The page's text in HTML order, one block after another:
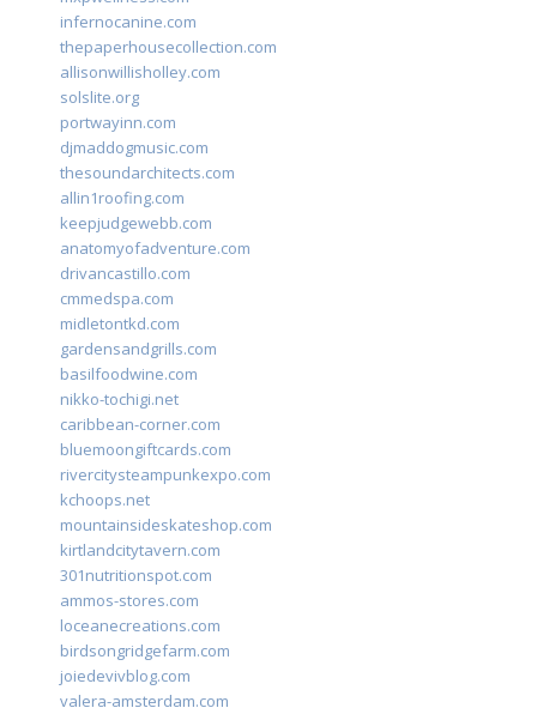
infernocanine.com
thepaperhousecollection.com
allisonwillisholley.com
solslite.org
portwayinn.com
djmaddogmusic.com
thesoundarchitects.com
allin1roofing.com
keepjudgewebb.com
anatomyofadventure.com
drivancastillo.com
cmmedspa.com
midletontkd.com
gardensandgrills.com
basilfoodwine.com
nikko-tochigi.net
caribbean-corner.com
bluemoongiftcards.com
rivercitysteampunkexpo.com
kchoops.net
mountainsideskateshop.com
kirtlandcitytavern.com
301nutritionspot.com
ammos-stores.com
loceanecreations.com
birdsongridgefarm.com
joiedevivblog.com
valera-amsterdam.com